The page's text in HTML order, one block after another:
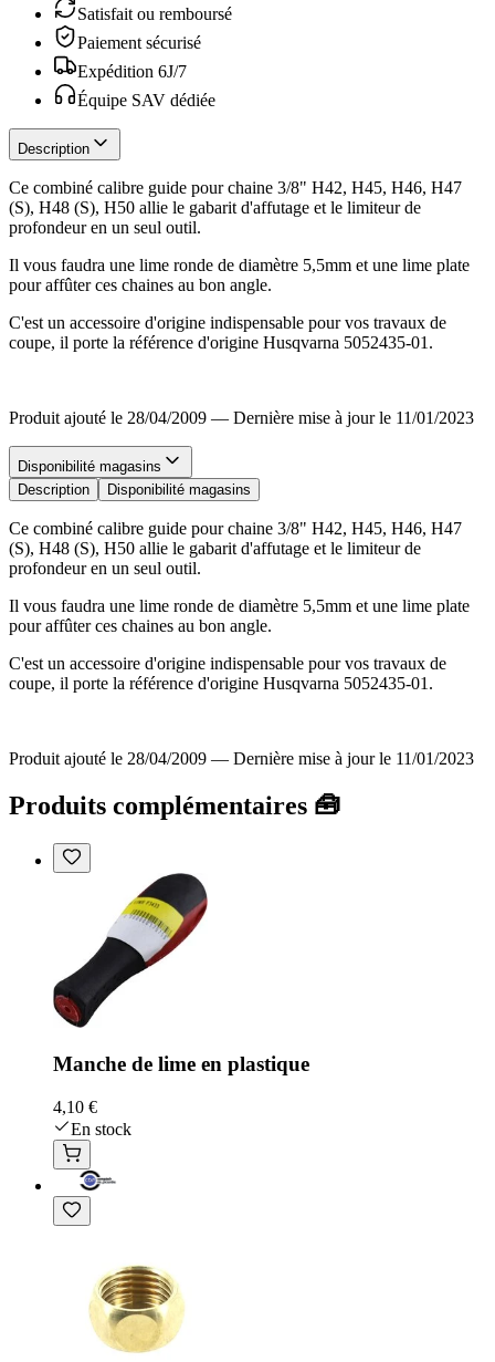
Satisfait ou remboursé
Paiement sécurisé
Expédition 6J/7
Équipe SAV dédiée
Description
Ce combiné calibre guide pour chaine 3/8" H42, H45, H46, H47
(S), H48 (S), H50 allie le gabarit d'affutage et le limiteur de
profondeur en un seul outil.
Il vous faudra une lime ronde de diamètre 5,5mm et une lime plate
pour affûter ces chaines au bon angle.
C'est un accessoire d'origine indispensable pour vos travaux de
coupe, il porte la référence d'origine Husqvarna 5052435-01.
Produit ajouté le 28/04/2009 — Dernière mise à jour le 11/01/2023
Disponibilité magasins
Description
Disponibilité magasins
Ce combiné calibre guide pour chaine 3/8" H42, H45, H46, H47
(S), H48 (S), H50 allie le gabarit d'affutage et le limiteur de
profondeur en un seul outil.
Il vous faudra une lime ronde de diamètre 5,5mm et une lime plate
pour affûter ces chaines au bon angle.
C'est un accessoire d'origine indispensable pour vos travaux de
coupe, il porte la référence d'origine Husqvarna 5052435-01.
Produit ajouté le 28/04/2009 — Dernière mise à jour le 11/01/2023
Produits complémentaires 🧰
Manche de lime en plastique
4,10 €
En stock